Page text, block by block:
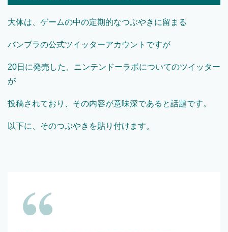
大体は、ゲームの中の定期的なつぶやきに留まる
バンブラの公式ツイッターアカウントですが
20日に発売した、ニンテンドーラボについてのツイッター
が
投稿されており、その内容が意味深であると話題です。
以下に、そのつぶやきを貼り付けます。